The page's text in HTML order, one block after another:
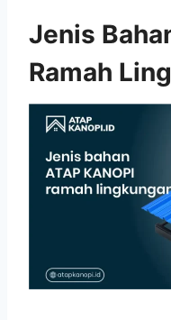
Jenis
Ramah